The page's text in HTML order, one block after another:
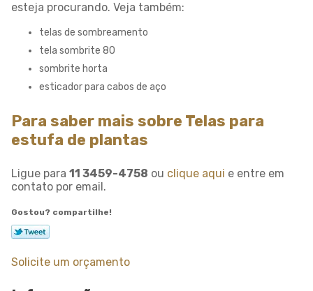
esteja procurando. Veja também:
telas de sombreamento
tela sombrite 80
sombrite horta
esticador para cabos de aço
Para saber mais sobre Telas para
estufa de plantas
Ligue para 11 3459-4758 ou clique aqui e entre em
contato por email.
Gostou? compartilhe!
Solicite um orçamento